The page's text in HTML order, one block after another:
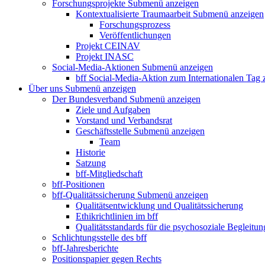
Forschungsprojekte Submenü anzeigen
Kontextualisierte Traumaarbeit Submenü anzeigen
Forschungsprozess
Veröffentlichungen
Projekt CEINAV
Projekt INASC
Social-Media-Aktionen Submenü anzeigen
bff Social-Media-Aktion zum Internationalen Tag
Über uns Submenü anzeigen
Der Bundesverband Submenü anzeigen
Ziele und Aufgaben
Vorstand und Verbandsrat
Geschäftsstelle Submenü anzeigen
Team
Historie
Satzung
bff-Mitgliedschaft
bff-Positionen
bff-Qualitätssicherung Submenü anzeigen
Qualitätsentwicklung und Qualitätssicherung
Ethikrichtlinien im bff
Qualitätsstandards für die psychosoziale
Schlichtungsstelle des bff
bff-Jahresberichte
Positionspapier gegen Rechts